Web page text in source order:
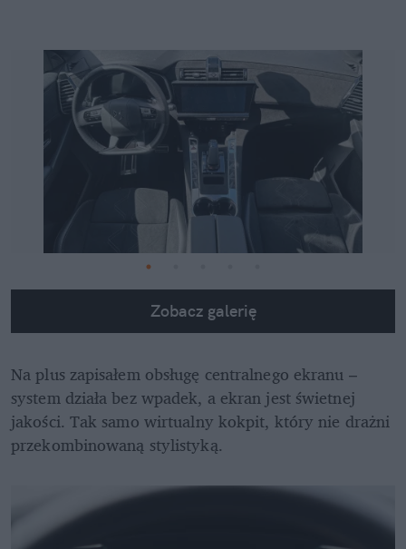
Zobacz galerię
Na plus zapisałem obsługę centralnego ekranu –
system działa bez wpadek, a ekran jest świetnej
jakości. Tak samo wirtualny kokpit, który nie drażni
przekombinowaną stylistyką.